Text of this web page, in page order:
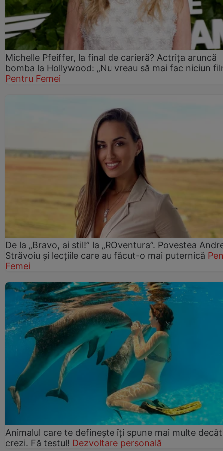
Michelle Pfeiffer, la final de carieră? Actrița aruncă
bomba la Hollywood: „Nu vreau să mai fac niciun
Pentru Femei
De la „Bravo, ai stil!” la „ROventura”. Povestea
Străvoiu și lecțiile care au făcut-o mai puternică
Femei
Animalul care te definește îți spune mai multe decât
crezi. Fă testul! Dezvoltare personală